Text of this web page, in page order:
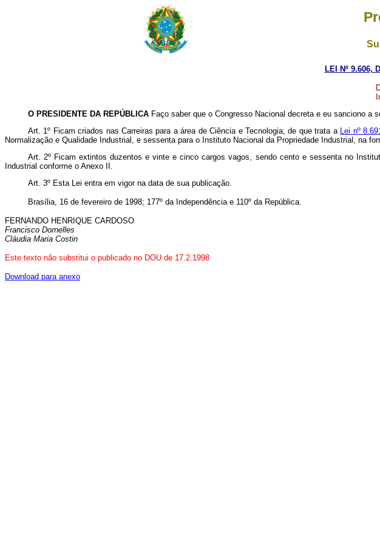
LEI Nº 9.606,
O PRESIDENTE DA REPÚBLICAFaço saber que o Congresso Nacional decreta e eu sanciono a
Art. 1º Ficam criados nas Carreiras para a área de Ciência e Tecnologia, de que trata a Lei nº
Normalização e Qualidade Industrial, e sessenta para o Instituto Nacional da Propriedade Industrial, na
Art. 2º Ficam extintos duzentos e vinte e cinco cargos vagos, sendo cento e sessenta no
Industrial conforme o Anexo II.
Art. 3º Esta Lei entra em vigor na data de sua publicação.
Brasília, 16 de fevereiro de 1998; 177º da Independência e 110º da República.
FERNANDO HENRIQUE CARDOSO
Francisco Dornelles
Cláudia Maria Costin
Este texto não substitui o publicado no DOU de 17.2.1998
Download para anexo